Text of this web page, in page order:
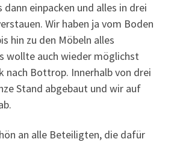
einpacken und alles in drei
Wir haben ja vom Boden
hin zu den Möbeln alles
wollte auch wieder möglichst
nach Bottrop. Innerhalb von drei
Stand abgebaut und wir auf
an alle Beteiligten, die dafür